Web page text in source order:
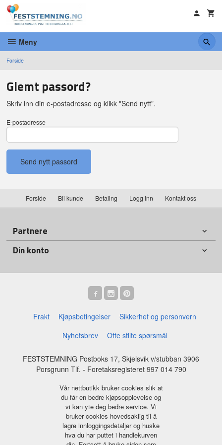
Gå
innholdet
Meny
Forside
Glemt passord?
Skriv inn din e-postadresse og klikk "Send nytt".
E-postadresse
Forside Bli kunde Betaling Logg inn Kontakt oss
Partnere
Din konto
Frakt Kjøpsbetingelser
Sikkerhet og personvern
Nyhetsbrev
Ofte stilte spørsmål
FESTSTEMNING Postboks 17, Skjelsvik v/stubban 3906
Porsgrunn Tlf. - Foretaksregisteret 997 014 790
Vår nettbutikk bruker cookies slik at
du får en bedre kjøpsopplevelse og
vi kan yte deg bedre service. Vi
bruker cookies hovedsaklig til å
lagre innloggingsdetaljer og huske
hva du har puttet i handlekurven